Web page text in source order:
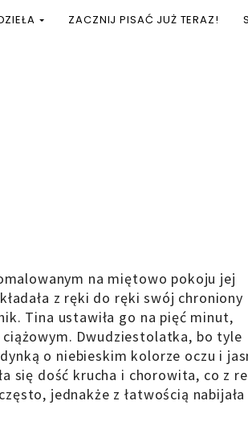
ZACZNIJ PISAĆ JUŻ TERAZ!
na miętowo pokoju jej
z ręki do ręki swój chroniony
Tina ustawiła go na pięć minut,
Dwudziestolatka, bo tyle
o niebieskim kolorze oczu i
się dość krucha i chorowita, co z
jednakże z łatwością